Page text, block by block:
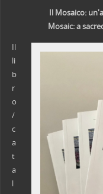
Il Mosaico:
Mosaic: a
Il
li
b
r
o
/
c
a
t
a
l